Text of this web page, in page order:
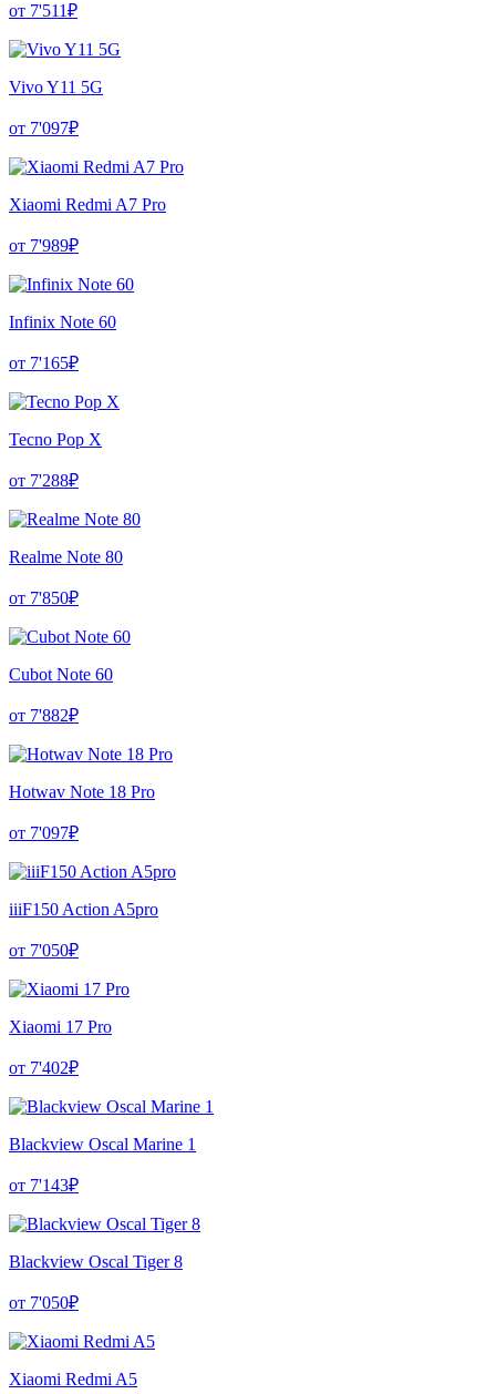
от 7'511₽
Vivo Y11 5G
от 7'097₽
Xiaomi Redmi A7 Pro
от 7'989₽
Infinix Note 60
от 7'165₽
Tecno Pop X
от 7'288₽
Realme Note 80
от 7'850₽
Cubot Note 60
от 7'882₽
Hotwav Note 18 Pro
от 7'097₽
iiiF150 Action A5pro
от 7'050₽
Xiaomi 17 Pro
от 7'402₽
Blackview Oscal Marine 1
от 7'143₽
Blackview Oscal Tiger 8
от 7'050₽
Xiaomi Redmi A5